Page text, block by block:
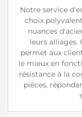
Notre service
choix
nuances
leurs
permet aux
le mieux en
résistance à la
pièces,